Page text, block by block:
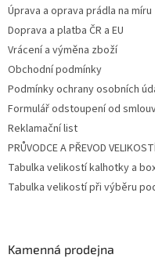
Úprava a oprava prádla na míru
Doprava a platba ČR a EU
Vrácení a výměna zboží
Obchodní podmínky
Podmínky ochrany osobních
Formulář odstoupení od
Reklamační list
PRŮVODCE A PŘEVOD
Tabulka velikostí kalhotky a
Tabulka velikostí při výběru
Kamenná prodejna